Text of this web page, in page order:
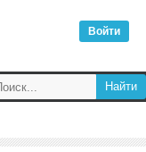
Войти